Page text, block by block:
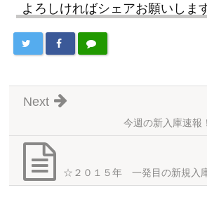
よろしければシェアお願いしま
今週の新入庫速
Next
☆２０１５年 一発目の新規入